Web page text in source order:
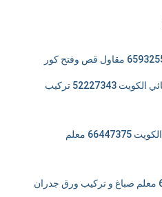
فني تركيب شتر يدوي وكهربائي الكويت 52227343 تركيب
فني تركيب باركيه سيراميك الكويت 66447375 معلم